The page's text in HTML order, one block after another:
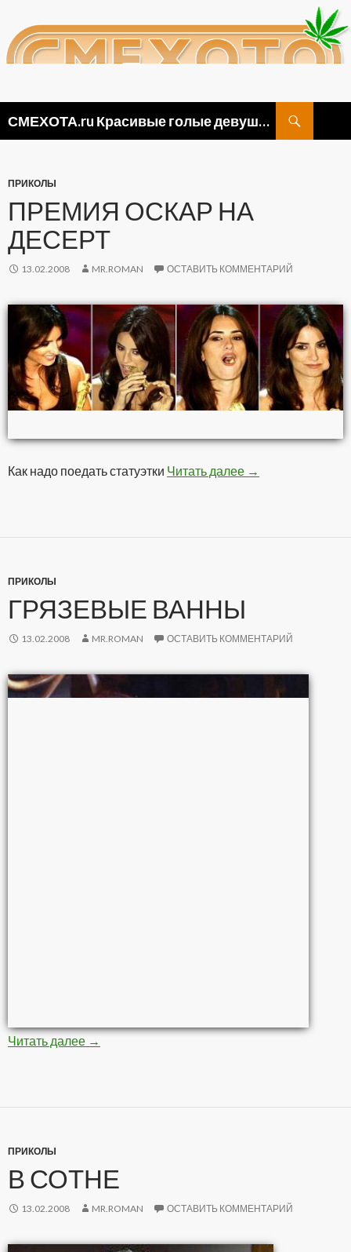
СМЕХОТА.ru Красивые голые девушки, прикольные картинки ню и видео приколы
ПРИКОЛЫ
ПРЕМИЯ ОСКАР НА
ДЕСЕРТ
13.02.2008 MR.ROMAN ОСТАВИТЬ КОММЕНТАРИЙ
Как надо поедать статуэтки Читать далее Премия Оскар на
→
ПРИКОЛЫ
ГРЯЗЕВЫЕ ВАННЫ
13.02.2008 MR.ROMAN ОСТАВИТЬ КОММЕНТАРИЙ
Читать далее Грязевые ванны
→
ПРИКОЛЫ
В СОТНЕ
13.02.2008 MR.ROMAN ОСТАВИТЬ КОММЕНТАРИЙ